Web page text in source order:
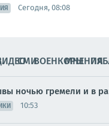
Сегодня, 08:08
СМИВОЕНКОРЫМНЕНИЯ
ночью гремели и в
10:53